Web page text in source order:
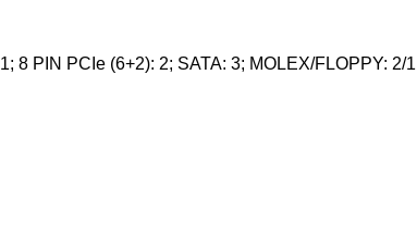
8 PIN PCIe (6+2): 2; SATA: 3; MOLEX/FLOPPY: 2/1